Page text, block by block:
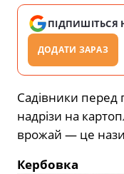
ПІДПИШІТЬСЯ
ДОДАТИ ЗАРАЗ
Садівники перед
надрізи на
врожай — це
Кербовка